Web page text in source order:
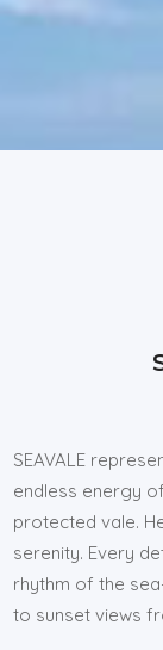
SEAVALE
endless energy
protected vale.
serenity. Every
rhythm of the
to sunset views